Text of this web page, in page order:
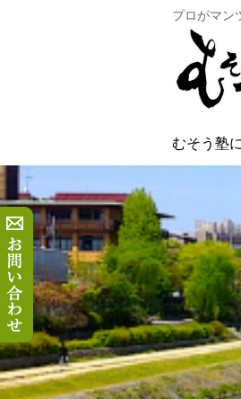
プロがマン
むそう塾